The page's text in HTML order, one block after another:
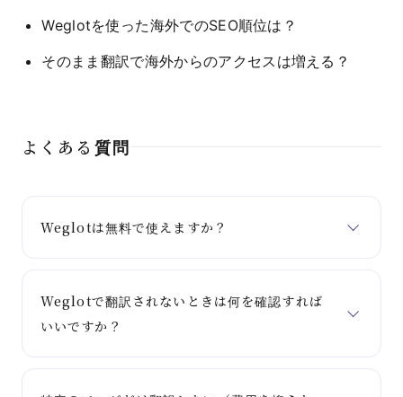
Weglotを使った海外でのSEO順位は？
そのまま翻訳で海外からのアクセスは増える？
よくある質問
Weglotは無料で使えますか？
Weglotで翻訳されないときは何を確認すれば
いいですか？